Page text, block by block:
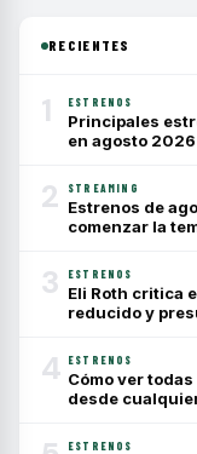
RECIENTES
1 ESTRENOS
Principales
en agosto
2 STREAMING
Estrenos de
comenzar la
3 ESTRENOS
Eli Roth critica
reducido y
4 ESTRENOS
Cómo ver
desde
ESTRENOS